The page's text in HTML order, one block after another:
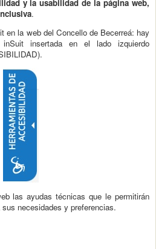
y la usabilidad de la página web,
.
en la web del Concello de Becerreá: hay
insertada en el lado izquierdo
las ayudas técnicas que le permitirán
necesidades y preferencias.